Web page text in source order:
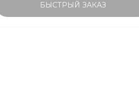
БЫСТРЫЙ ЗАКАЗ